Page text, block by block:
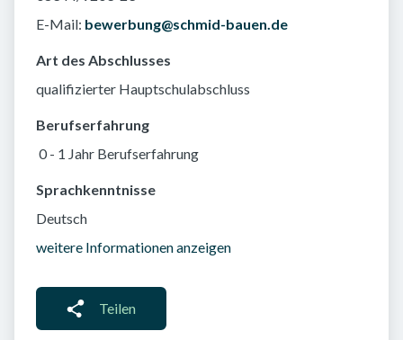
E-Mail: bewerbung@schmid-bauen.de
Art des Abschlusses
qualifizierter Hauptschulabschluss
Berufserfahrung
0 - 1 Jahr Berufserfahrung
Sprachkenntnisse
Deutsch
weitere Informationen anzeigen
Teilen